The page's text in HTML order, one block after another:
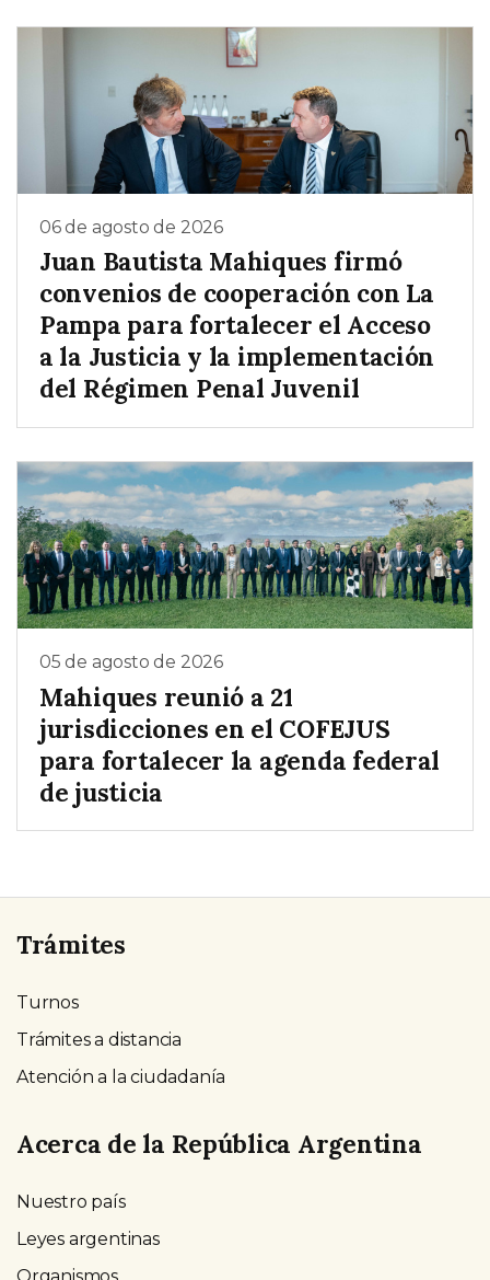
06 de agosto de 2026
Juan Bautista Mahiques firmó
convenios de cooperación con La
Pampa para fortalecer el Acceso
a la Justicia y la implementación
del Régimen Penal Juvenil
05 de agosto de 2026
Mahiques reunió a 21
jurisdicciones en el COFEJUS
para fortalecer la agenda federal
de justicia
Trámites
Turnos
Trámites a distancia
Atención a la ciudadanía
Acerca de la República Argentina
Nuestro país
Leyes argentinas